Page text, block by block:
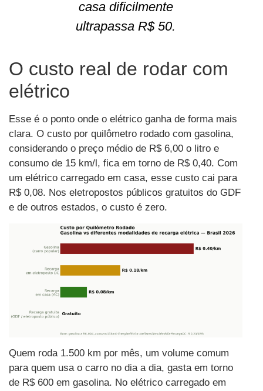
casa dificilmente
ultrapassa R$ 50.
O custo real de rodar com
elétrico
Esse é o ponto onde o elétrico ganha de forma mais
clara. O custo por quilômetro rodado com gasolina,
considerando o preço médio de R$ 6,00 o litro e
consumo de 15 km/l, fica em torno de R$ 0,40. Com
um elétrico carregado em casa, esse custo cai para
R$ 0,08. Nos eletropostos públicos gratuitos do GDF
e de outros estados, o custo é zero.
Quem roda 1.500 km por mês, um volume comum
para quem usa o carro no dia a dia, gasta em torno
de R$ 600 em gasolina. No elétrico carregado em